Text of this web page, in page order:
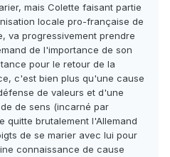
mais Colette faisant partie
locale pro-française de
va progressivement prendre
de l'importance de son
pour le retour de la
c'est bien plus qu'une cause
de valeurs et d'une
de sens (incarné par
quitte brutalement l'Allemand
de se marier avec lui pour
connaissance de cause